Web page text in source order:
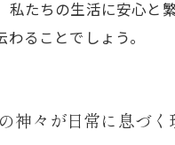
たちの生活に安心と
ることでしょう。
神々が日常に息づく